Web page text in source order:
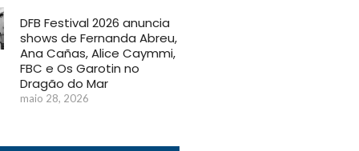
DFB Festival 2026 anuncia
shows de Fernanda Abreu,
Ana Cañas, Alice Caymmi,
FBC e Os Garotin no
Dragão do Mar
maio 28, 2026